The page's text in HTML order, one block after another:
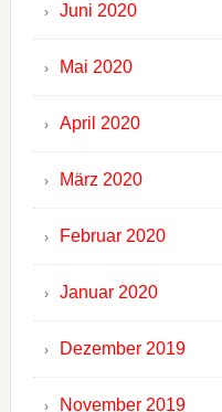
Juni 2020
Mai 2020
April 2020
März 2020
Februar 2020
Januar 2020
Dezember 2019
November 2019